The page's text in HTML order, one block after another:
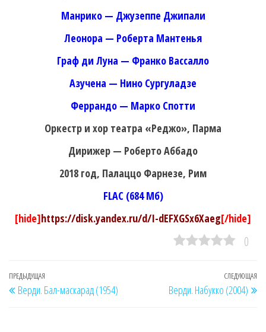
Манрико — Джузеппе Джипали
Леонора — Роберта Мантенья
Граф ди Луна — Франко Вассалло
Азучена — Нино Сургуладзе
Феррандо — Марко Спотти
Оркестр и хор театра «Реджо», Парма
Дирижер — Роберто Аббадо
2018 год, Палаццо Фарнезе, Рим
FLAC (684 Мб)
[hide]https://disk.yandex.ru/d/I-dEFXGSx6Xaeg[/hide]
0
Навигация
по
Предыдущая
запись
ПРЕДЫДУЩАЯ
Верди. Бал-маскарад (1954)
СЛЕДУЮЩАЯ
Верди. Набукко (2004)